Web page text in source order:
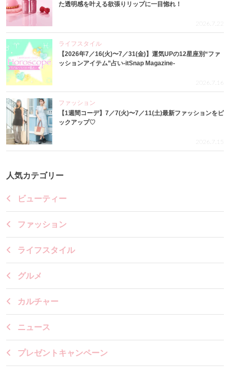
た透明感を叶える欲張りリップに一目惚れ！
2026.7.22
ライフスタイル
【2026年7／16(火)〜7／31(金)】運気UPの12星座別“ファ
ッションアイテム”占い-itSnap Magazine-
2026.7.16
ファッション
【1週間コーデ】7／7(火)〜7／11(土)最新ファッションをピ
ックアップ♡
2026.7.15
人気カテゴリー
ビューティー
ファッション
ライフスタイル
グルメ
カルチャー
ニュース
プレゼントキャンペーン